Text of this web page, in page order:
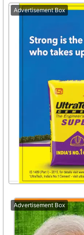
Advertisement Box
Advertisement Box